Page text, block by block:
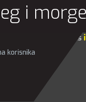
i
prijaviš
korisnika